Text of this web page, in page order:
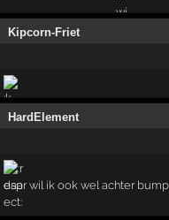
Kipcorn-Friet
HardElement
daar wil ik ook wel achter